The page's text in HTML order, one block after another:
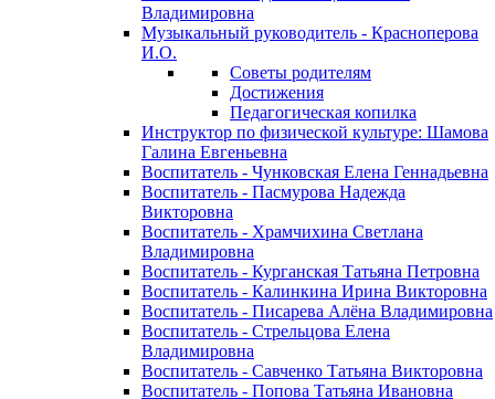
Владимировна
Музыкальный руководитель - Красноперова
И.О.
Советы родителям
Достижения
Педагогическая копилка
Инструктор по физической культуре: Шамова
Галина Евгеньевна
Воспитатель - Чунковская Елена Геннадьевна
Воспитатель - Пасмурова Надежда
Викторовна
Воспитатель - Храмчихина Светлана
Владимировна
Воспитатель - Курганская Татьяна Петровна
Воспитатель - Калинкина Ирина Викторовна
Воспитатель - Писарева Алёна Владимировна
Воспитатель - Стрельцова Елена
Владимировна
Воспитатель - Савченко Татьяна Викторовна
Воспитатель - Попова Татьяна Ивановна